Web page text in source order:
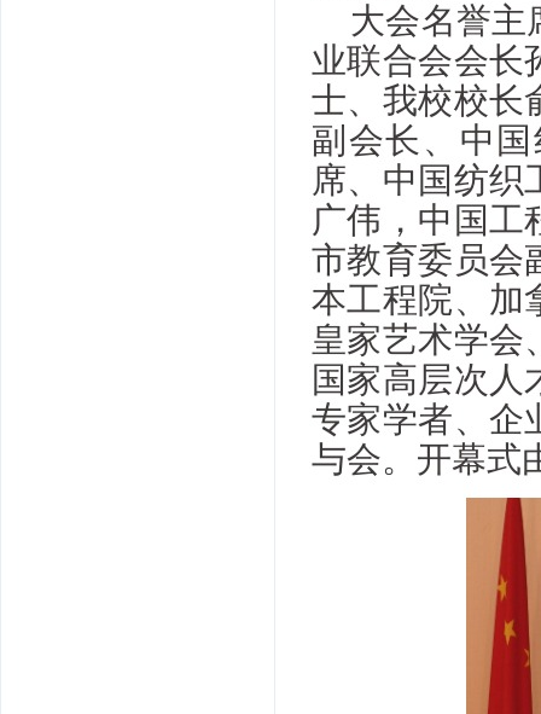
大会名誉主
业联合会会长
士、我校校长
副会长、中
席、中国纺织
广伟，中国工
市教育委员会
本工程院、加
皇家艺术学会
国家高层次人
专家学者、企
与会。开幕式